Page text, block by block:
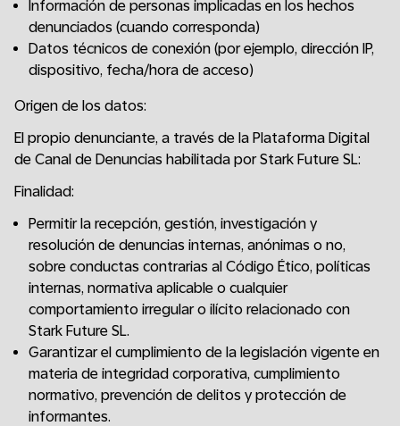
Información de personas implicadas en los hechos
denunciados (cuando corresponda)
Datos técnicos de conexión (por ejemplo, dirección IP,
dispositivo, fecha/hora de acceso)
Origen de los datos:
El propio denunciante, a través de la Plataforma Digital
de Canal de Denuncias habilitada por Stark Future SL:
Finalidad:
Permitir la recepción, gestión, investigación y
resolución de denuncias internas, anónimas o no,
sobre conductas contrarias al Código Ético, políticas
internas, normativa aplicable o cualquier
comportamiento irregular o ilícito relacionado con
Stark Future SL.
Garantizar el cumplimiento de la legislación vigente en
materia de integridad corporativa, cumplimiento
normativo, prevención de delitos y protección de
informantes.